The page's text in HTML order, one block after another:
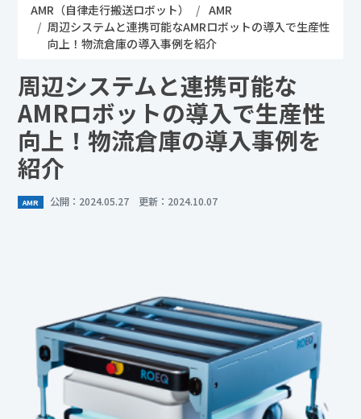
AMR（自律走行搬送ロボット）
AMR
周辺システムと連携可能なAMRロボットの導入で生産性
向上！物流倉庫の導入事例を紹介
周辺システムと連携可能な
AMRロボットの導入で生産性
向上！物流倉庫の導入事例を
紹介
AMR 公開：2024.05.27 更新：2024.10.07